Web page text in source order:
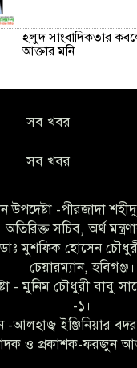
হলুদ সাংবাদিকতার
আক্তার মনি
কিবরিয়া
বৃত্তি পরীক্ষার সুযোগ
ফারুক মাস্টার
আব্দুল হক তালুকদার
শিকড় ছুঁই ছুঁই,ফরজুন
সিলেট রেঞ্জের শ্রেষ্ঠ ওসি
নবীগঞ্জ থানার ওসি
সব খবর
সব খবর
উপদেষ্টা -পীরজাদা
অতিরিক্ত সচিব, অর্থ
ডাঃ মুশফিক হোসেন
চেয়ারম্যান, হবিগঞ্জ।
- মুনিম চৌধুরী বাবু
-১।
-আলহাজ্ব ইঞ্জিনিয়ার
ও প্রকাশক-ফরজুন